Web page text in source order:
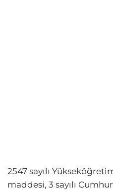
2547 sayılı
maddesi, 3 sayılı